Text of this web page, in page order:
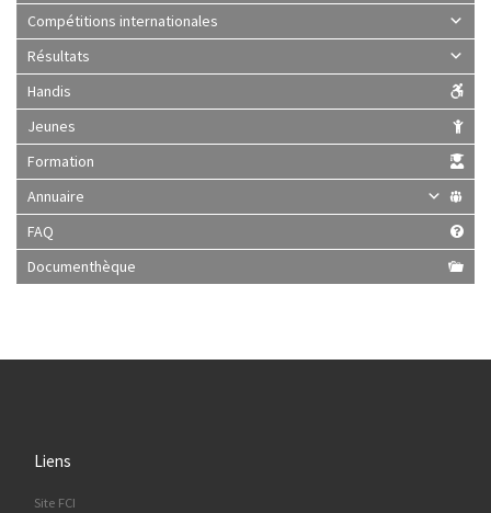
Compétitions internationales
Résultats
Handis
Jeunes
Formation
Annuaire
FAQ
Documenthèque
Liens
Site FCI